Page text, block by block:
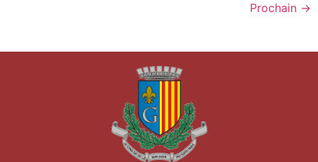
Prochain →